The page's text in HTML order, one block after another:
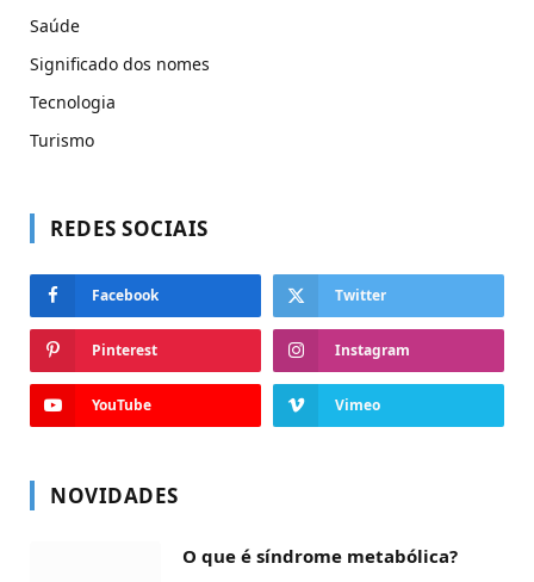
Saúde
Significado dos nomes
Tecnologia
Turismo
REDES SOCIAIS
Facebook Twitter
Pinterest Instagram
YouTube Vimeo
NOVIDADES
O que é síndrome metabólica?